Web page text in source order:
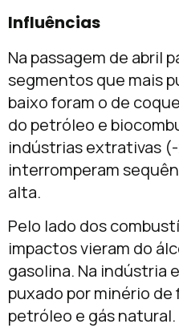
Influências
Na passagem de abril
segmentos que mais
baixo foram o de
do petróleo e
indústrias extrativas
interromperam
alta.
Pelo lado dos
impactos vieram do
gasolina. Na indústria
puxado por minério
petróleo e gás natural.